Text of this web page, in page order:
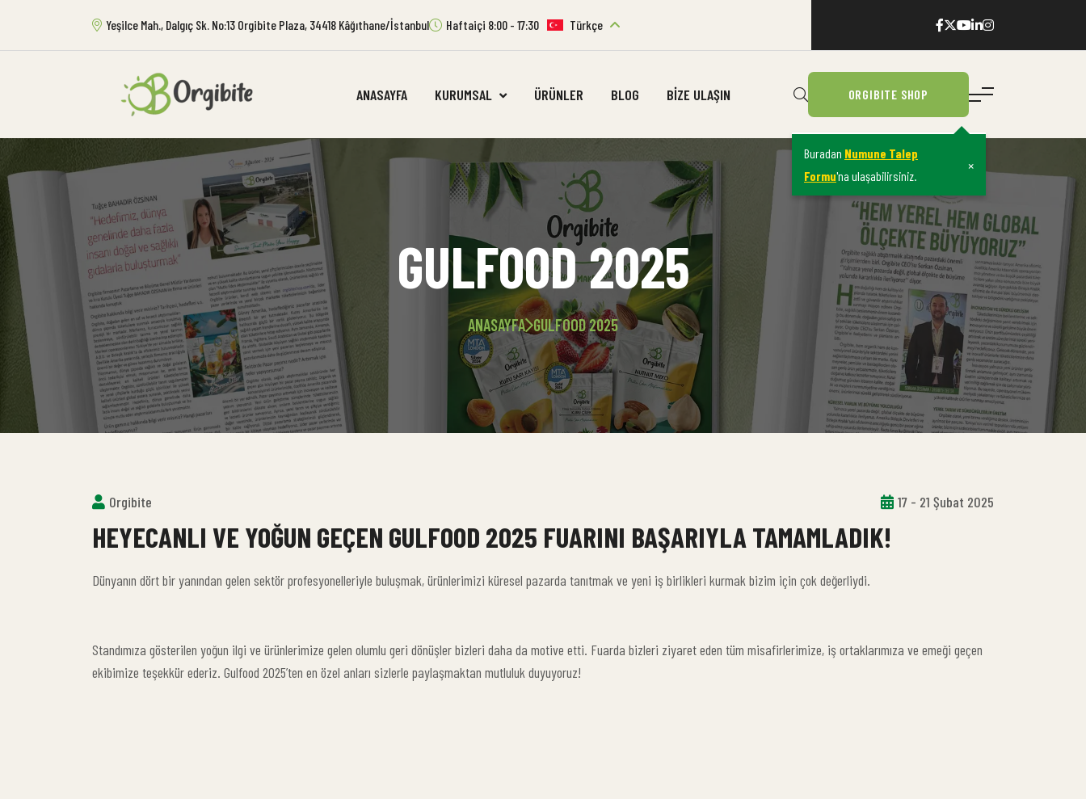
Yeşilce Mah., Dalgıç Sk. No:13 Orgibite Plaza, 34418 Kâğıthane/İstanbul Haftaiçi 8:00 - 17:30 Türkçe
ANASAYFA KURUMSAL ÜRÜNLER BLOG BIZE ULAŞIN ORGIBITE SHOP
Buradan Numune Talep
Formu'na ulaşabilirsiniz.
×
GULFOOD 2025
ANASAYFA GULFOOD 2025
Orgibite 17 - 21 Şubat 2025
HEYECANLI VE YOĞUN GEÇEN GULFOOD 2025 FUARINI BAŞARIYLA TAMAMLADIK!
Dünyanın dört bir yanından gelen sektör profesyonelleriyle buluşmak, ürünlerimizi küresel pazarda tanıtmak ve yeni iş birlikleri kurmak bizim için çok değerliydi.
Standımıza gösterilen yoğun ilgi ve ürünlerimize gelen olumlu geri dönüşler bizleri daha da motive etti. Fuarda bizleri ziyaret eden tüm misafirlerimize, iş ortaklarımıza ve emeği geçen
ekibimize teşekkür ederiz. Gulfood 2025’ten en özel anları sizlerle paylaşmaktan mutluluk duyuyoruz!